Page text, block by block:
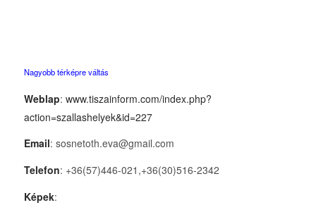
Nagyobb térképre váltás
Weblap: www.tiszainform.com/index.php?
action=szallashelyek&id=227
Email: sosnetoth.eva@gmail.com
Telefon: +36(57)446-021,+36(30)516-2342
Képek: